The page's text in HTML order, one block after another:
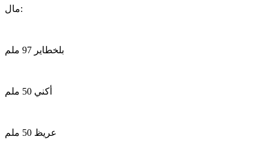
مال:
بلخطاير 97 ملم
أكني 50 ملم
عريظ 50 ملم